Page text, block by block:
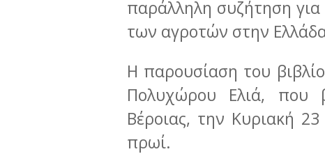
παράλληλη συζήτηση για
των αγροτών στην
Η παρουσίαση του
Πολυχώρου Ελιά, που
Βέροιας, την Κυριακή
πρωί.